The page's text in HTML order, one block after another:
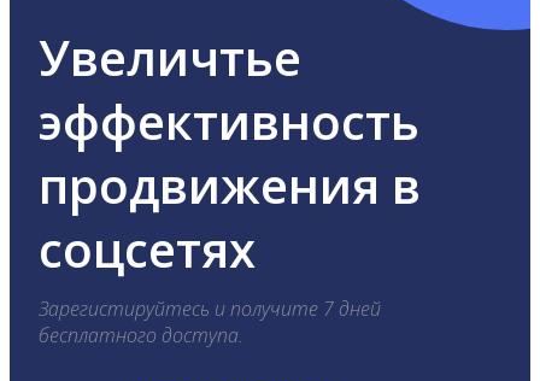
Увеличтье
эффективность
продвижения в
соцсетях
Зарегистируйтесь и получите 7 дней
бесплатного доступа.